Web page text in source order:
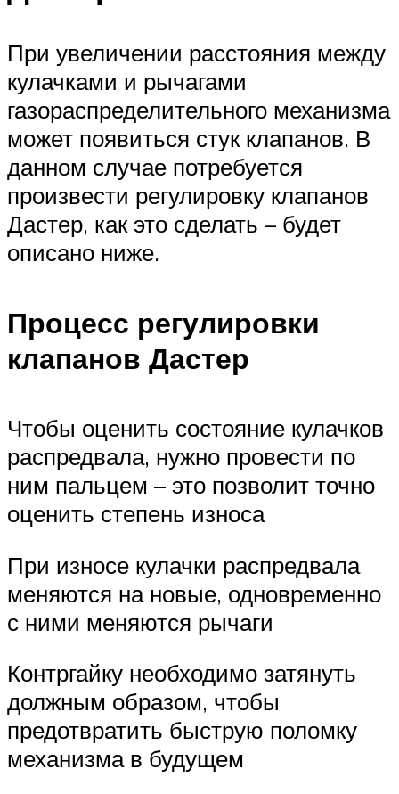
При увеличении расстояния между
кулачками и рычагами
газораспределительного механизма
может появиться стук клапанов. В
данном случае потребуется
произвести регулировку клапанов
Дастер, как это сделать – будет
описано ниже.
Процесс регулировки
клапанов Дастер
Чтобы оценить состояние кулачков
распредвала, нужно провести по
ним пальцем – это позволит точно
оценить степень износа
При износе кулачки распредвала
меняются на новые, одновременно
с ними меняются рычаги
Контргайку необходимо затянуть
должным образом, чтобы
предотвратить быструю поломку
механизма в будущем